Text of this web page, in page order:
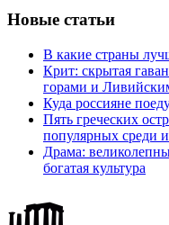
Новые статьи
В какие страны
Крит: скрытая
горами и
Куда россияне
Пять греческих
популярных среди
Драма:
богатая культура